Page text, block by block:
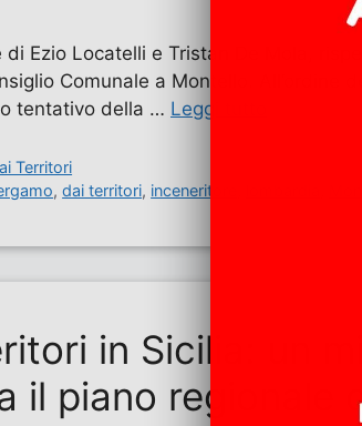
di Ezio Locatelli e Tristan De Mola,
Comunale a Montello. All’ordine
tentativo della … Leggi tutto
Territori
,dai territori, inceneritore
in Sicilia: un
il piano regionale